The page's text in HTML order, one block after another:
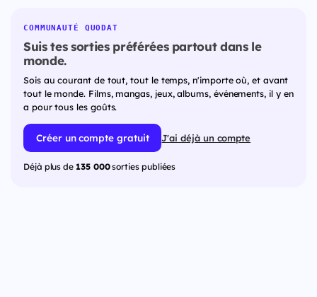
COMMUNAUTÉ QUODAT
Suis tes sorties préférées partout dans le
monde.
Sois au courant de tout, tout le temps, n'importe où, et avant
tout le monde. Films, mangas, jeux, albums, événements, il y en
a pour tous les goûts.
Créer un compte gratuit J'ai déjà un compte
Déjà plus de 135 000sorties publiées